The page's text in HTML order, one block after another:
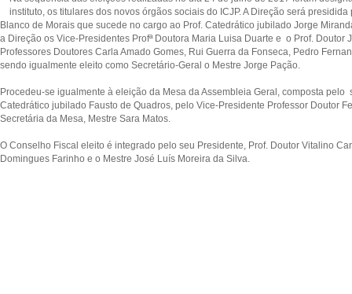
instituto, os titulares dos novos órgãos sociais do ICJP. A Direção será
Blanco de Morais que sucede no cargo ao Prof. Catedrático jubilado Jorge
a Direção os Vice-Presidentes Profª Doutora Maria Luisa Duarte e o Prof. Doutor
Professores Doutores Carla Amado Gomes, Rui Guerra da Fonseca, Pedro
sendo igualmente eleito como Secretário-Geral o Mestre Jorge Pação.
Procedeu-se igualmente à eleição da Mesa da Assembleia Geral, composta pelo
Catedrático jubilado Fausto de Quadros, pelo Vice-Presidente Professor Doutor
Secretária da Mesa, Mestre Sara Matos.
O Conselho Fiscal eleito é integrado pelo seu Presidente, Prof. Doutor Vitalino
Domingues Farinho e o Mestre José Luís Moreira da Silva.